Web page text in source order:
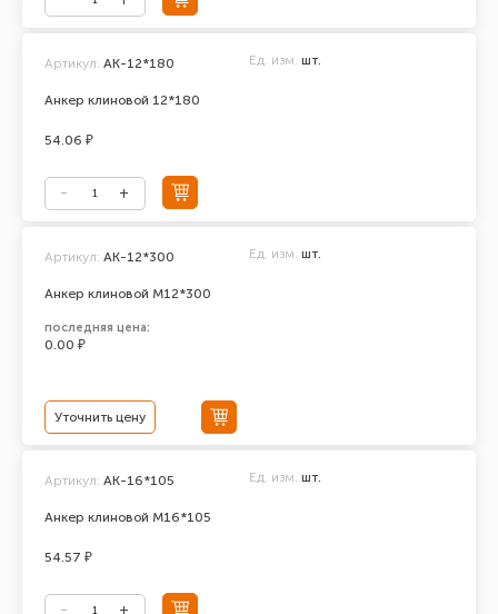
Анкер клиновой 12*180
Артикул: АК-12*180 Ед. изм. шт.
54.06 ₽
Анкер клиновой М12*300
Артикул: AK-12*300 Ед. изм. шт.
последняя цена:
0.00 ₽
Уточнить цену
Анкер клиновой М16*105
Артикул: АК-16*105 Ед. изм. шт.
54.57 ₽